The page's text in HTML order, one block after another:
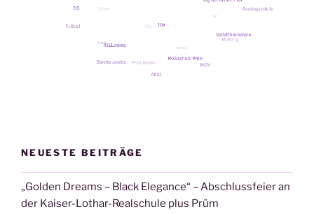
NEUESTE BEITRÄGE
„Golden Dreams – Black Elegance“ – Abschlussfeier an
der Kaiser-Lothar-Realschule plus Prüm